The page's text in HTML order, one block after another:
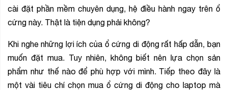
cài đặt phần mềm chuyên dụng, hệ điều hành ngay trên ổ
cứng này. Thật là tiện dụng phải không?
Khi nghe những lợi ích của ổ cứng di động rất hấp dẫn, bạn
muốn đặt mua. Tuy nhiên, không biết nên lựa chọn sản
phẩm như thế nào để phù hợp với mình. Tiếp theo đây là
một vài tiêu chí chọn mua ổ cứng di động cho laptop mà